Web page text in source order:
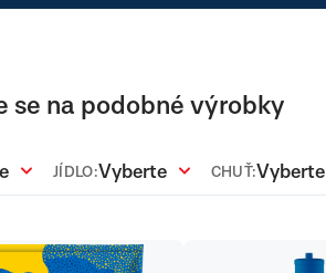
se na podobné výrobky
JÍDLO:Vyberte CHUŤ:Vyberte